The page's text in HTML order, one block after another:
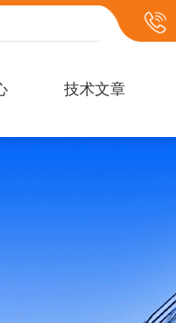
技术文章